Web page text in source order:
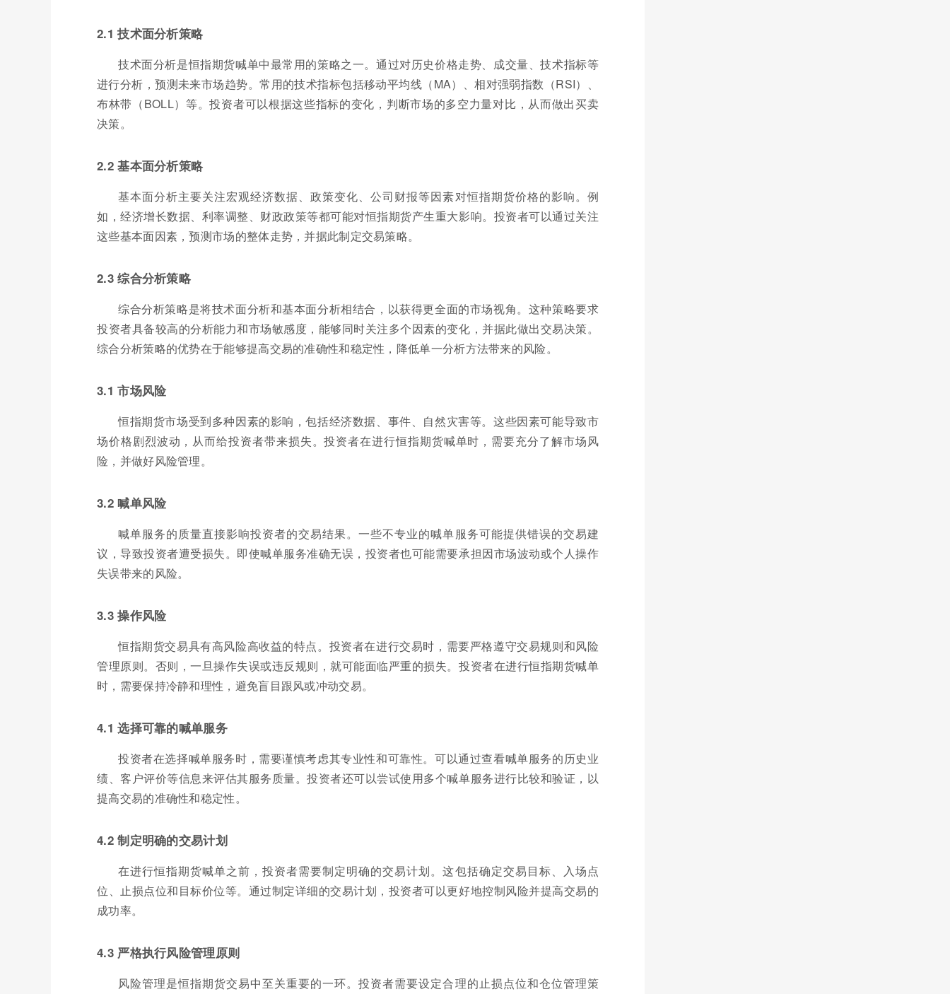
2.1 技术面分析策略
技术面分析是恒指期货喊单中最常用的策略之一。通过对历史价格走势、成交量、技术指标等
进行分析，预测未来市场趋势。常用的技术指标包括移动平均线（MA）、相对强弱指数（RSI）、
布林带（BOLL）等。投资者可以根据这些指标的变化，判断市场的多空力量对比，从而做出买卖
决策。
2.2 基本面分析策略
基本面分析主要关注宏观经济数据、政策变化、公司财报等因素对恒指期货价格的影响。例
如，经济增长数据、利率调整、财政政策等都可能对恒指期货产生重大影响。投资者可以通过关注
这些基本面因素，预测市场的整体走势，并据此制定交易策略。
2.3 综合分析策略
综合分析策略是将技术面分析和基本面分析相结合，以获得更全面的市场视角。这种策略要求
投资者具备较高的分析能力和市场敏感度，能够同时关注多个因素的变化，并据此做出交易决策。
综合分析策略的优势在于能够提高交易的准确性和稳定性，降低单一分析方法带来的风险。
3.1 市场风险
恒指期货市场受到多种因素的影响，包括经济数据、事件、自然灾害等。这些因素可能导致市
场价格剧烈波动，从而给投资者带来损失。投资者在进行恒指期货喊单时，需要充分了解市场风
险，并做好风险管理。
3.2 喊单风险
喊单服务的质量直接影响投资者的交易结果。一些不专业的喊单服务可能提供错误的交易建
议，导致投资者遭受损失。即使喊单服务准确无误，投资者也可能需要承担因市场波动或个人操作
失误带来的风险。
3.3 操作风险
恒指期货交易具有高风险高收益的特点。投资者在进行交易时，需要严格遵守交易规则和风险
管理原则。否则，一旦操作失误或违反规则，就可能面临严重的损失。投资者在进行恒指期货喊单
时，需要保持冷静和理性，避免盲目跟风或冲动交易。
4.1 选择可靠的喊单服务
投资者在选择喊单服务时，需要谨慎考虑其专业性和可靠性。可以通过查看喊单服务的历史业
绩、客户评价等信息来评估其服务质量。投资者还可以尝试使用多个喊单服务进行比较和验证，以
提高交易的准确性和稳定性。
4.2 制定明确的交易计划
在进行恒指期货喊单之前，投资者需要制定明确的交易计划。这包括确定交易目标、入场点
位、止损点位和目标价位等。通过制定详细的交易计划，投资者可以更好地控制风险并提高交易的
成功率。
4.3 严格执行风险管理原则
风险管理是恒指期货交易中至关重要的一环。投资者需要设定合理的止损点位和仓位管理策